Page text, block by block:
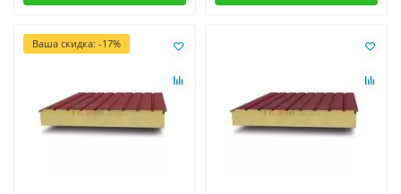
Ваша скидка: -17%